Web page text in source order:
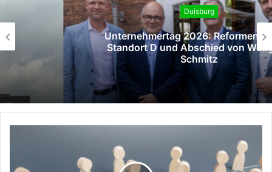
Duisburg
Unternehmertag 2026: Reformen für den
Standort D und Abschied von Wolfgang
Schmitz